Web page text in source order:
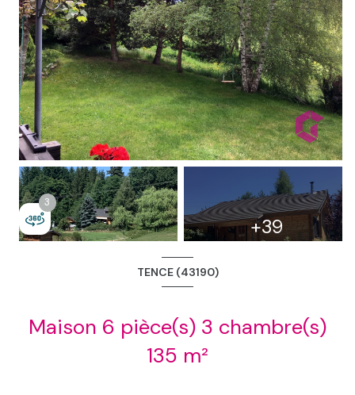
+39
3
2
3
TENCE (43190)
Maison 6 pièce(s) 3 chambre(s)
135 m²